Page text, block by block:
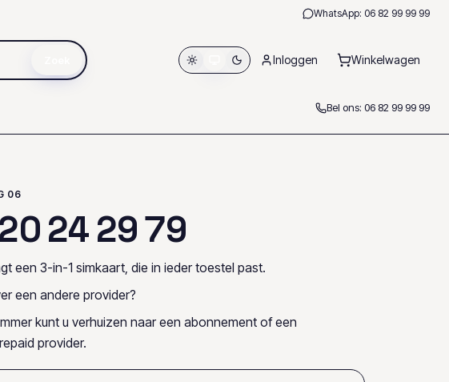
WhatsApp: 06 82 99 99 99
Inloggen Winkelwagen
Bel ons: 06 82 99 99 99
06
20242979
een 3-in-1 simkaart, die in ieder toestel past.
een andere provider?
kunt u verhuizen naar een abonnement of een
provider.